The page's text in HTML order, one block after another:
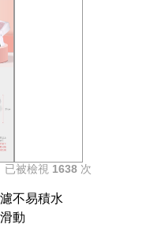
已被檢視 1638 次
不易積水
動